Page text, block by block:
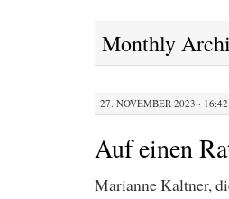
Monthly
27. NOVEMBER 2023 · 16:42
Auf einen
Marianne Kaltner,